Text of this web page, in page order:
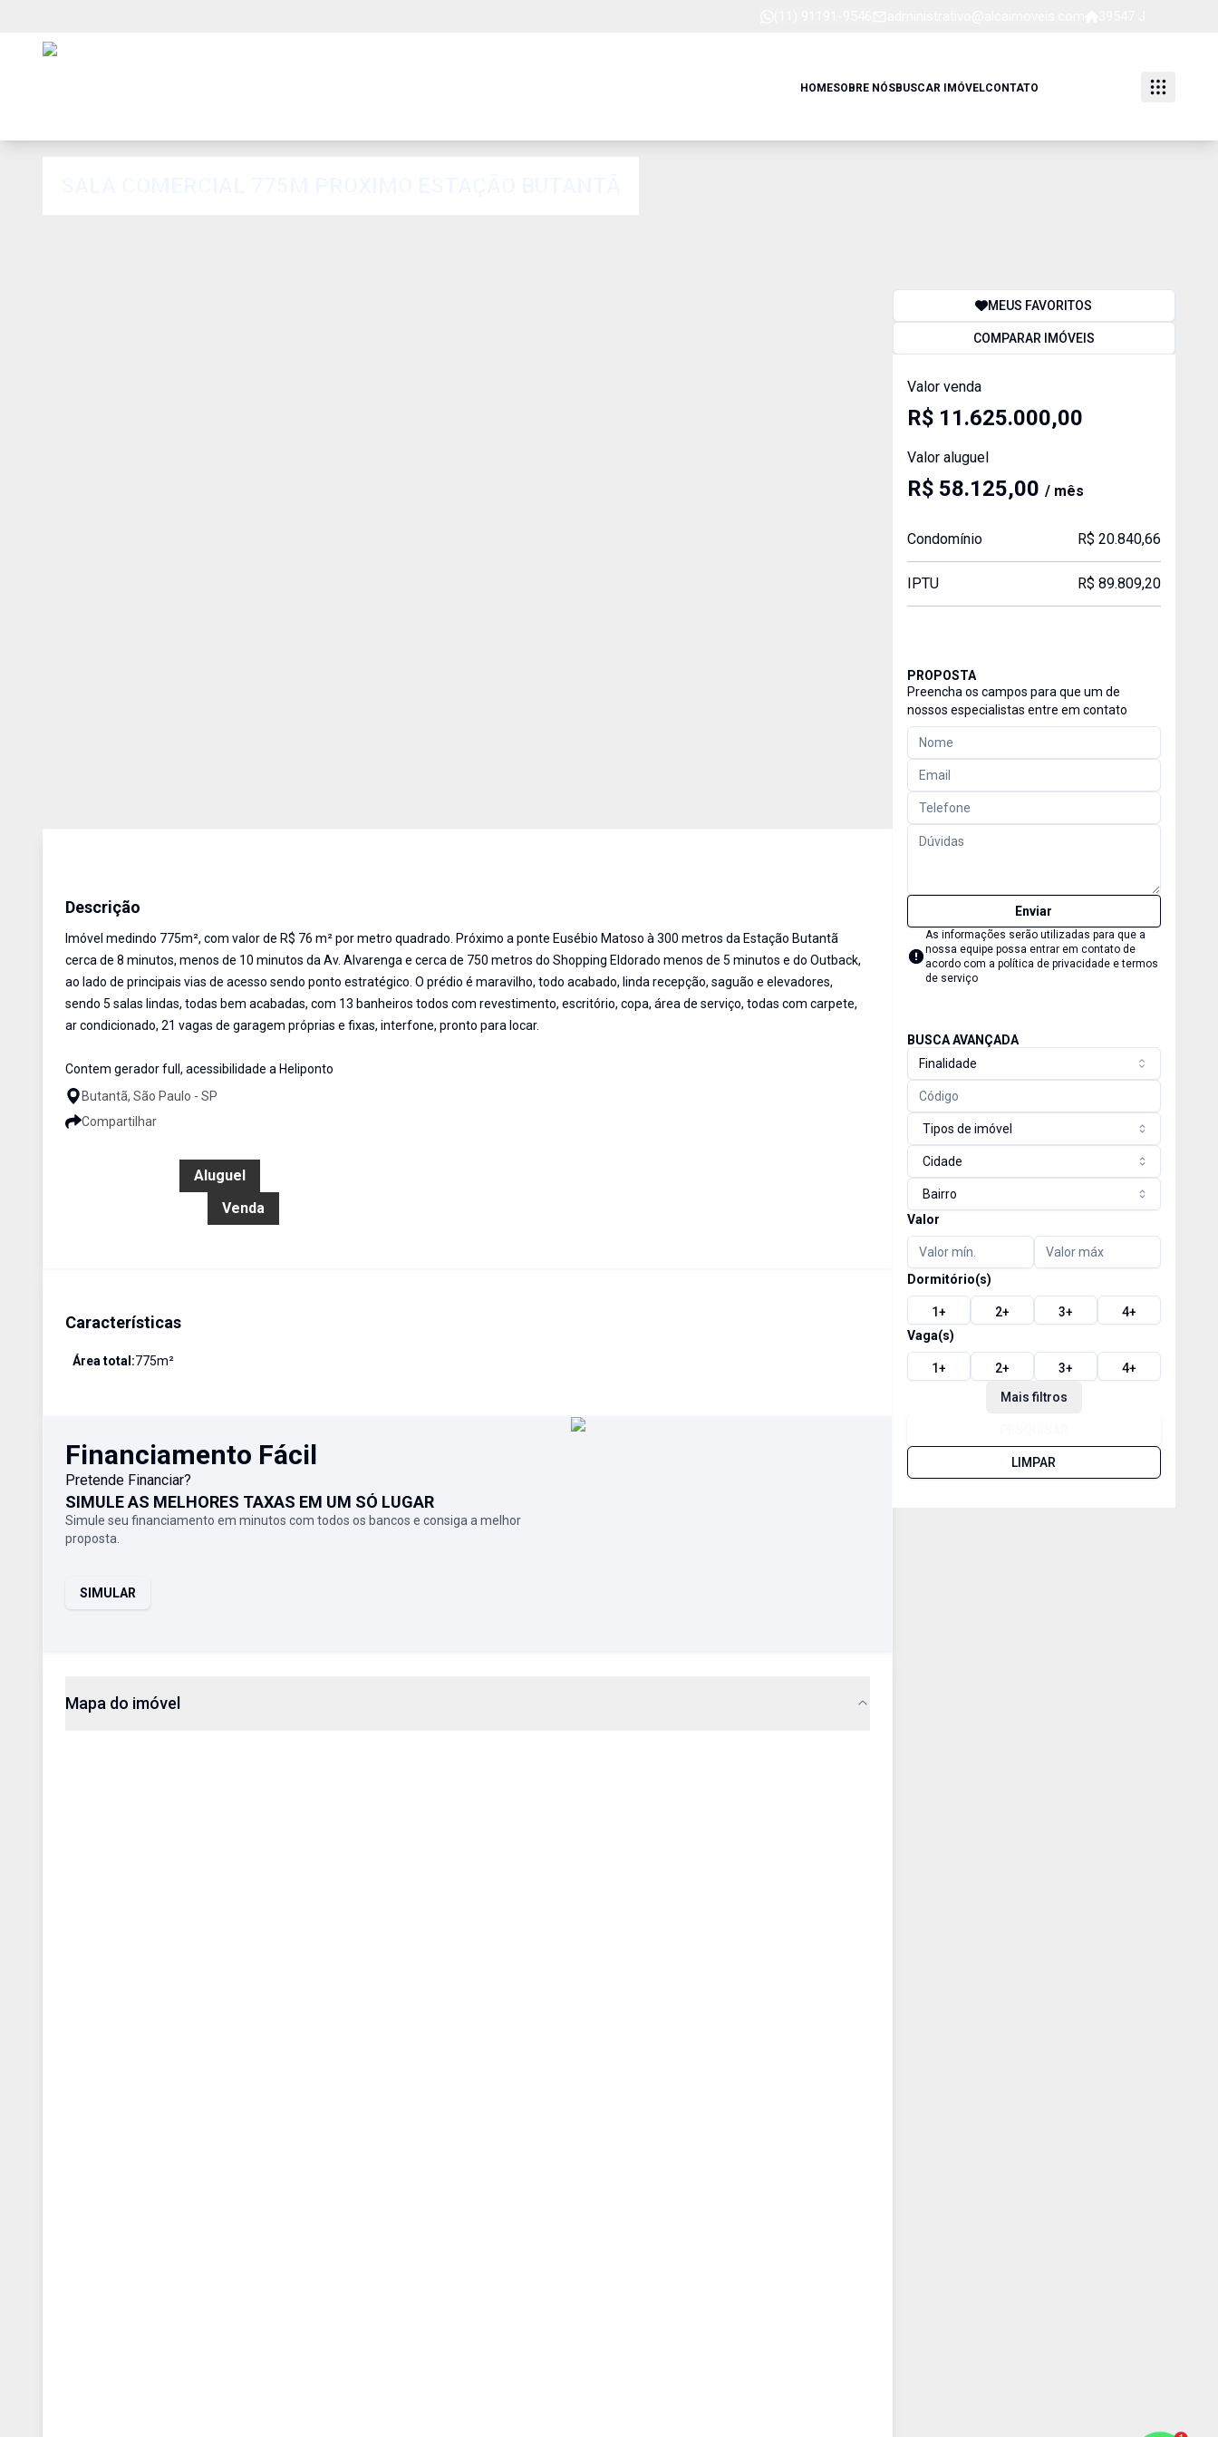
HOMESOBRE NÓSBUSCAR IMÓVELCONTATO
Descrição
Imóvel medindo 775m², com valor de R$ 76 m² por metro quadrado. Próximo a ponte Eusébio Matoso à 300 metros da Estação Butantã
cerca de 8 minutos, menos de 10 minutos da Av. Alvarenga e cerca de 750 metros do Shopping Eldorado menos de 5 minutos e do Outback,
ao lado de principais vias de acesso sendo ponto estratégico. O prédio é maravilho, todo acabado, linda recepção, saguão e elevadores,
sendo 5 salas lindas, todas bem acabadas, com 13 banheiros todos com revestimento, escritório, copa, área de serviço, todas com carpete,
ar condicionado, 21 vagas de garagem próprias e fixas, interfone, pronto para locar.
Contem gerador full, acessibilidade a Heliponto
Butantã, São Paulo - SP
Compartilhar
Aluguel
Venda
Características
Área total:775m²
Financiamento Fácil
Pretende Financiar?
SIMULE AS MELHORES TAXAS EM UM SÓ LUGAR
Simule seu financiamento em minutos com todos os bancos e consiga a melhor
proposta.
SIMULAR
Mapa do imóvel
MEUS FAVORITOS
COMPARAR IMÓVEIS
Valor venda
R$ 11.625.000,00
Valor aluguel
R$ 58.125,00 / mês
Condomínio R$ 20.840,66
IPTU R$ 89.809,20
PROPOSTA
Preencha os campos para que um de
nossos especialistas entre em contato
Enviar
As informações serão utilizadas para que a
nossa equipe possa entrar em contato de
acordo com a política de privacidade e termos
de serviço
BUSCA AVANÇADA
Finalidade
Tipos de imóvel
Cidade
Bairro
Valor
Dormitório(s)
1+ 2+ 3+ 4+
Vaga(s)
1+ 2+ 3+ 4+
Mais filtros
LIMPAR